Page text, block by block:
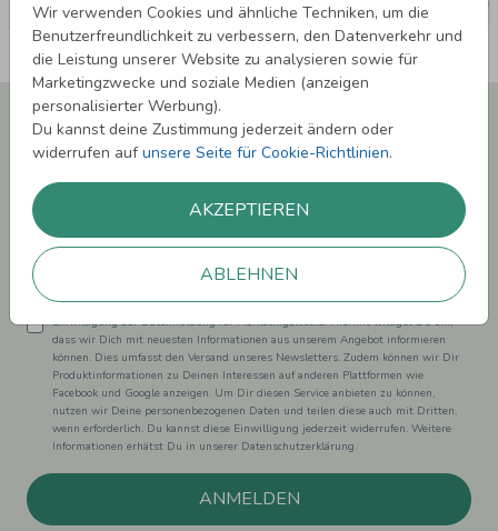
Wir verwenden Cookies und ähnliche Techniken, um die
Benutzerfreundlichkeit zu verbessern, den Datenverkehr und
die Leistung unserer Website zu analysieren sowie für
Marketingzwecke und soziale Medien (anzeigen
personalisierter Werbung).
Du kannst deine Zustimmung jederzeit ändern oder
widerrufen aufunsere Seite für Cookie-Richtlinien.
AKZEPTIEREN
ABLEHNEN
Newsletter abonnieren und 5,00 € Rabatt**
sichern!
Laufenden.
Einwilligung zur Datennutzung für Marketingzwecke: Hiermit willigst Du ein,
dass wir Dich mit neuesten Informationen aus unserem Angebot informieren
können. Dies umfasst den Versand unseres Newsletters. Zudem können wir Dir
Produktinformationen zu Deinen Interessen auf anderen Plattformen wie
Facebook und Google anzeigen. Um Dir diesen Service anbieten zu können,
nutzen wir Deine personenbezogenen Daten und teilen diese auch mit Dritten,
wenn erforderlich. Du kannst diese Einwilligung jederzeit widerrufen. Weitere
Informationen erhätst Du in unserer Datenschutzerklärung.
ANMELDEN